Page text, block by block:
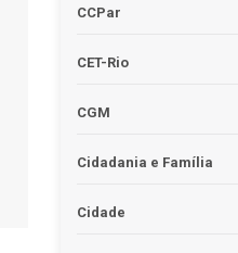
CCPar
CET-Rio
CGM
Cidadania e Família
Cidade